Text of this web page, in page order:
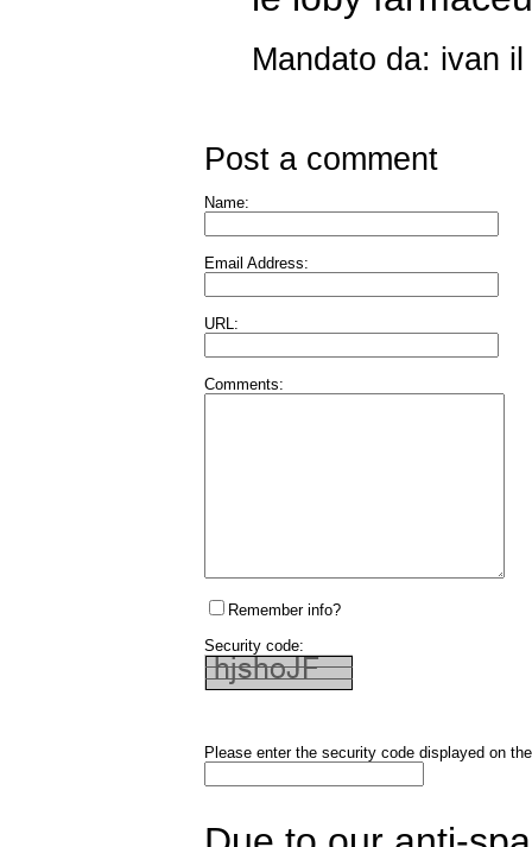
Mandato da: ivan
Post a comment
Name:
Email Address:
URL:
Comments:
Remember info?
Security code:
Please enter the security code displayed on